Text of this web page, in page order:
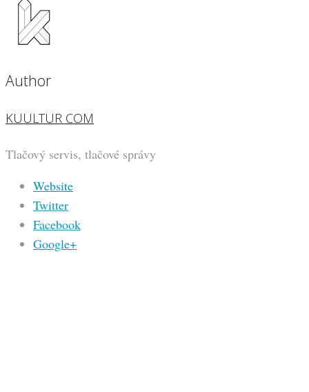
Author
KUULTUR COM
Tlačový servis, tlačové správy
Website
Twitter
Facebook
Google+